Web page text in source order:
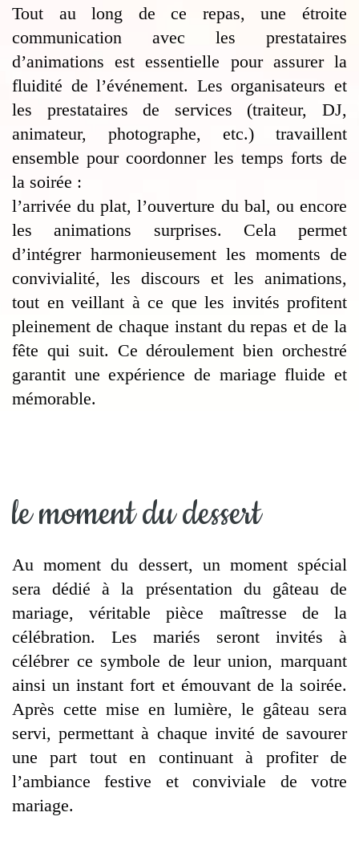
Tout au long de ce repas, une étroite
communication avec les prestataires
d’animations est essentielle pour assurer la
fluidité de l’événement. Les organisateurs et
les prestataires de services (traiteur, DJ,
animateur, photographe, etc.) travaillent
ensemble pour coordonner les temps forts de
la soirée :
l’arrivée du plat, l’ouverture du bal, ou encore
les animations surprises. Cela permet
d’intégrer harmonieusement les moments de
convivialité, les discours et les animations,
tout en veillant à ce que les invités profitent
pleinement de chaque instant du repas et de la
fête qui suit. Ce déroulement bien orchestré
garantit une expérience de mariage fluide et
mémorable.
le moment du dessert
Au moment du dessert, un moment spécial
sera dédié à la présentation du gâteau de
mariage, véritable pièce maîtresse de la
célébration. Les mariés seront invités à
célébrer ce symbole de leur union, marquant
ainsi un instant fort et émouvant de la soirée.
Après cette mise en lumière, le gâteau sera
servi, permettant à chaque invité de savourer
une part tout en continuant à profiter de
l’ambiance festive et conviviale de votre
mariage.